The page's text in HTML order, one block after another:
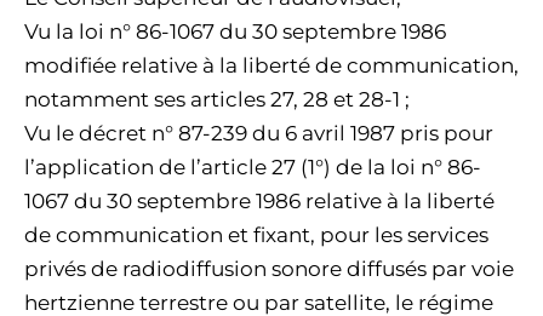
Vu la loi n° 86-1067 du 30 septembre 1986
modifiée relative à la liberté de communication,
notamment ses articles 27, 28 et 28-1 ;
Vu le décret n° 87-239 du 6 avril 1987 pris pour
l’application de l’article 27 (1°) de la loi n° 86-
1067 du 30 septembre 1986 relative à la liberté
de communication et fixant, pour les services
privés de radiodiffusion sonore diffusés par voie
hertzienne terrestre ou par satellite, le régime